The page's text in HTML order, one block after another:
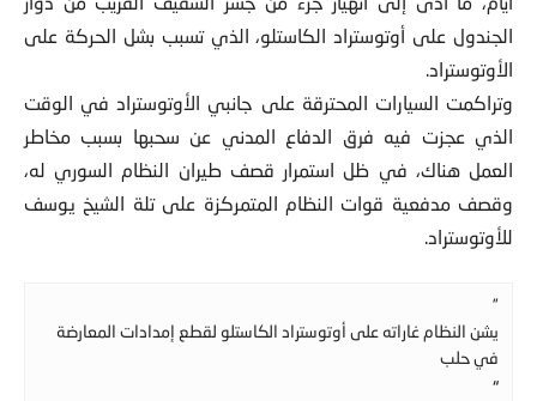
الجندول على أوتوستراد الكاستلو، الذي تسبب بشل الحركة على
الأوتوستراد.
وتراكمت السيارات المحترقة على جانبي الأوتوستراد في الوقت
الذي عجزت فيه فرق الدفاع المدني عن سحبها بسبب مخاطر
العمل هناك، في ظل استمرار قصف طيران النظام السوري له،
وقصف مدفعية قوات النظام المتمركزة على تلة الشيخ يوسف
للأوتوستراد.
”
يشن النظام غاراته على أوتوستراد الكاستلو لقطع إمدادات المعارضة
في حلب
“